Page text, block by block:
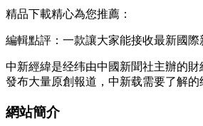
精品下載精心為您推薦：
編輯點評：一款讓大家能接收最新國際
中新經緯是经纬由中國新聞社主辦的
發布大量原創報道，中新载需要了解的
網站簡介